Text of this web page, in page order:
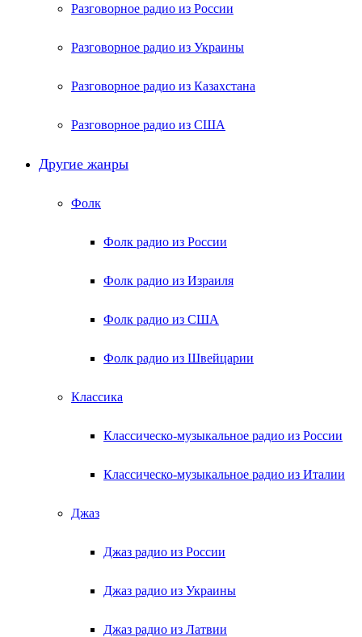
Разговорное радио из России
Разговорное радио из Украины
Разговорное радио из Казахстана
Разговорное радио из США
Другие жанры
Фолк
Фолк радио из России
Фолк радио из Израиля
Фолк радио из США
Фолк радио из Швейцарии
Классика
Классическо-музыкальное радио из России
Классическо-музыкальное радио из Италии
Джаз
Джаз радио из России
Джаз радио из Украины
Джаз радио из Латвии